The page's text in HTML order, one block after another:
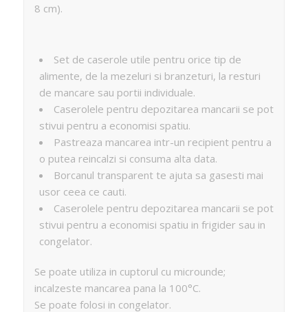
8 cm).
Set de caserole utile pentru orice tip de
alimente, de la mezeluri si branzeturi, la resturi
de mancare sau portii individuale.
Caserolele pentru depozitarea mancarii se pot
stivui pentru a economisi spatiu.
Pastreaza mancarea intr-un recipient pentru a
o putea reincalzi si consuma alta data.
Borcanul transparent te ajuta sa gasesti mai
usor ceea ce cauti.
Caserolele pentru depozitarea mancarii se pot
stivui pentru a economisi spatiu in frigider sau in
congelator.
Se poate utiliza in cuptorul cu microunde;
incalzeste mancarea pana la 100°C.
Se poate folosi in congelator.